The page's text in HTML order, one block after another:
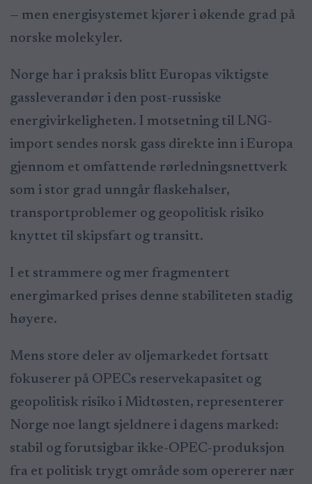
— men energisystemet kjører i økende grad på
norske molekyler.
Norge har i praksis blitt Europas viktigste
gassleverandør i den post-russiske
energivirkeligheten. I motsetning til LNG-
import sendes norsk gass direkte inn i Europa
gjennom et omfattende rørledningsnettverk
som i stor grad unngår flaskehalser,
transportproblemer og geopolitisk risiko
knyttet til skipsfart og transitt.
I et strammere og mer fragmentert
energimarked prises denne stabiliteten stadig
høyere.
Mens store deler av oljemarkedet fortsatt
fokuserer på OPECs reservekapasitet og
geopolitisk risiko i Midtøsten, representerer
Norge noe langt sjeldnere i dagens marked:
stabil og forutsigbar ikke-OPEC-produksjon
fra et politisk trygt område som opererer nær